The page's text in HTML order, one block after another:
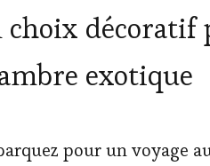
choix décoratif
exotique
pour un voyage